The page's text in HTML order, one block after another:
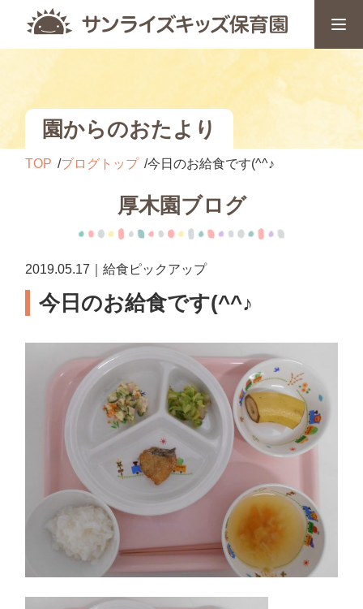
園からのおたより
TOP ブログトップ 今日のお給食です(^^♪
厚木園ブログ
2019.05.17｜給食ピックアップ
今日のお給食です(^^♪